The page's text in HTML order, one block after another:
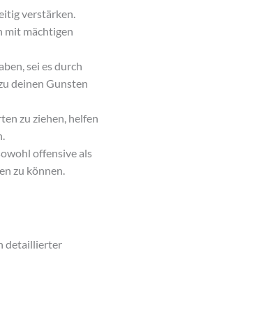
verstärken.
mit mächtigen
sei es durch
deinen Gunsten
zu ziehen, helfen
offensive als
zu können.
detaillierter